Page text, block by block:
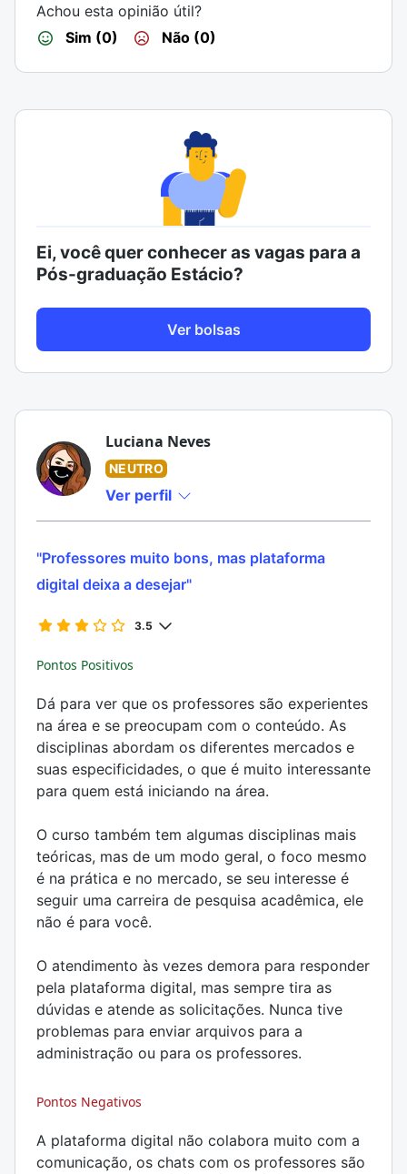
Achou esta opinião útil?
Sim (0)
Não (0)
Ei, você quer conhecer as vagas para a
Pós-graduação Estácio?
Ver bolsas
Luciana Neves
NEUTRO
Ver perfil
"Professores muito bons, mas plataforma
digital deixa a desejar"
3.5
Pontos Positivos
Dá para ver que os professores são experientes
na área e se preocupam com o conteúdo. As
disciplinas abordam os diferentes mercados e
suas especificidades, o que é muito interessante
para quem está iniciando na área.
O curso também tem algumas disciplinas mais
teóricas, mas de um modo geral, o foco mesmo
é na prática e no mercado, se seu interesse é
seguir uma carreira de pesquisa acadêmica, ele
não é para você.
O atendimento às vezes demora para responder
pela plataforma digital, mas sempre tira as
dúvidas e atende as solicitações. Nunca tive
problemas para enviar arquivos para a
administração ou para os professores.
Pontos Negativos
A plataforma digital não colabora muito com a
comunicação, os chats com os professores são